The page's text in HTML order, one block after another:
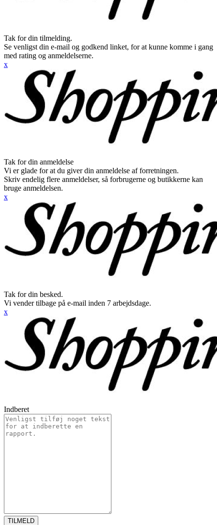
Tak for din tilmelding.
Se venligst din e-mail og godkend linket, for at kunne komme i gang
med rating og anmeldelserne.
x
Tak for din anmeldelse
Vi er glade for at du giver din anmeldelse af forretningen.
Skriv endelig flere anmeldelser, så forbrugerne og butikkerne kan
bruge anmeldelsen.
x
Tak for din besked.
Vi vender tilbage på e-mail inden 7 arbejdsdage.
x
Indberet
TILMELD